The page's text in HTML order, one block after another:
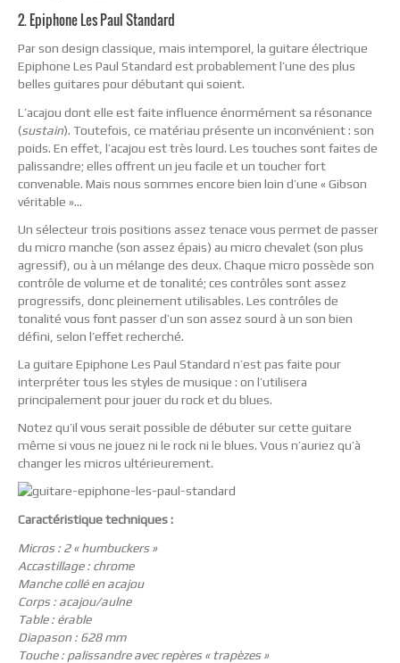
2. Epiphone Les Paul Standard
Par son design classique, mais intemporel, la guitare électrique
Epiphone Les Paul Standard est probablement l’une des plus
belles guitares pour débutant qui soient.
L’acajou dont elle est faite influence énormément sa résonance
(sustain). Toutefois, ce matériau présente un inconvénient : son
poids. En effet, l’acajou est très lourd. Les touches sont faites de
palissandre; elles offrent un jeu facile et un toucher fort
convenable. Mais nous sommes encore bien loin d’une « Gibson
véritable »…
Un sélecteur trois positions assez tenace vous permet de passer
du micro manche (son assez épais) au micro chevalet (son plus
agressif), ou à un mélange des deux. Chaque micro possède son
contrôle de volume et de tonalité; ces contrôles sont assez
progressifs, donc pleinement utilisables. Les contrôles de
tonalité vous font passer d’un son assez sourd à un son bien
défini, selon l’effet recherché.
La guitare Epiphone Les Paul Standard n’est pas faite pour
interpréter tous les styles de musique : on l’utilisera
principalement pour jouer du rock et du blues.
Notez qu’il vous serait possible de débuter sur cette guitare
même si vous ne jouez ni le rock ni le blues. Vous n’auriez qu’à
changer les micros ultérieurement.
Caractéristique techniques :
Micros : 2 « humbuckers »
Accastillage : chrome
Manche collé en acajou
Corps : acajou/aulne
Table : érable
Diapason : 628 mm
Touche : palissandre avec repères « trapèzes »